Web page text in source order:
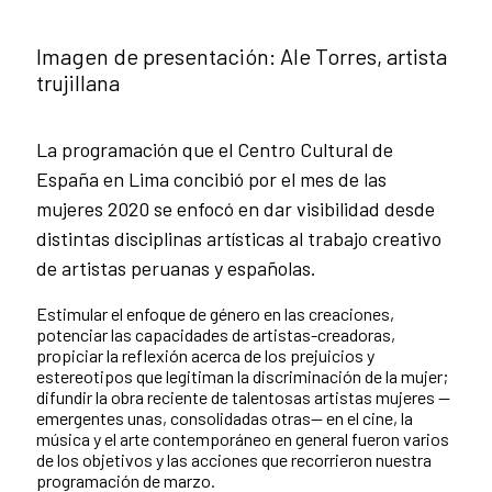
Imagen de presentación: Ale Torres, artista
trujillana
La programación que el Centro Cultural de
España en Lima concibió por el mes de las
mujeres 2020 se enfocó en dar visibilidad desde
distintas disciplinas artísticas al trabajo creativo
de artistas peruanas y españolas.
Estimular el enfoque de género en las creaciones,
potenciar las capacidades de artistas-creadoras,
propiciar la reflexión acerca de los prejuicios y
estereotipos que legitiman la discriminación de la mujer;
difundir la obra reciente de talentosas artistas mujeres —
emergentes unas, consolidadas otras— en el cine, la
música y el arte contemporáneo en general fueron varios
de los objetivos y las acciones que recorrieron nuestra
programación de marzo.